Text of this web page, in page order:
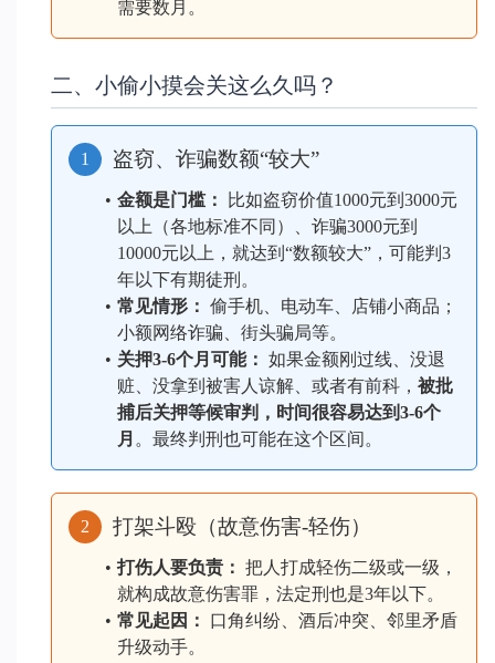
需要数月。
二、小偷小摸会关这么久吗？
1 盗窃、诈骗数额“较大”
金额是门槛：
比如盗窃价值1000元到3000元
以上（各地标准不同）、诈骗3000元到
10000元以上，就达到“数额较大”，可能判3
年以下有期徒刑。
常见情形： 偷手机、电动车、店铺小商品；
小额网络诈骗、街头骗局等。
关押3-6个月可能： 如果金额刚过线、没退
赃、没拿到被害人谅解、或者有前科， 被批
捕后关押等候审判，时间很容易达到3-6个
月 。最终判刑也可能在这个区间。
2 打架斗殴（故意伤害-轻伤）
打伤人要负责： 把人打成轻伤二级或一级，
就构成故意伤害罪，法定刑也是3年以下。
常见起因：
口角纠纷、酒后冲突、邻里矛盾
升级动手。